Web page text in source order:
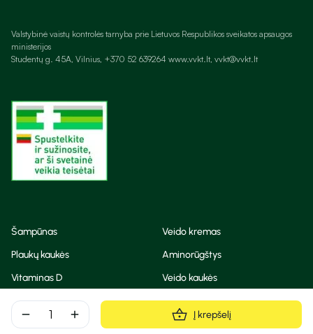
remove add Į krepšelį
Valstybinė vaistų kontrolės tarnyba prie Lietuvos Respublikos sveikatos apsaugos
ministerijos
Studentų g. 45A, Vilnius, +370 52 639264 www.vvkt.lt, vvkt@vvkt.lt
Šampūnas
Veido kremas
Plaukų kaukės
Aminorūgštys
Vitaminas D
Veido kaukės
Korėjietiška kosmetika
Eteriniai aliejai
Dezodorantas
BB ir CC kremas